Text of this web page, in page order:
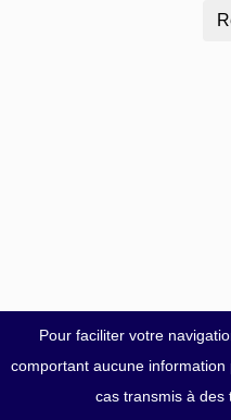
Pour faciliter votre
comportant aucune
cas transmis à des